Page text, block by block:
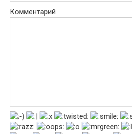
Комментарий